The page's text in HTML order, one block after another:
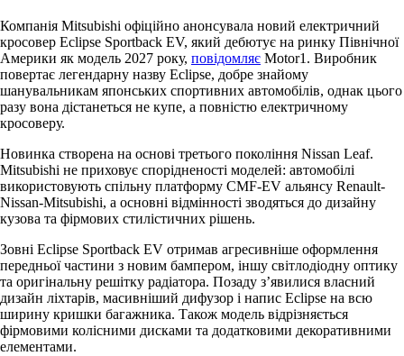
Компанія Mitsubishi офіційно анонсувала новий електричний
кросовер Eclipse Sportback EV, який дебютує на ринку Північної
Америки як модель 2027 року, повідомляє Motor1. Виробник
повертає легендарну назву Eclipse, добре знайому
шанувальникам японських спортивних автомобілів, однак цього
разу вона дістанеться не купе, а повністю електричному
кросоверу.
Новинка створена на основі третього покоління Nissan Leaf.
Mitsubishi не приховує спорідненості моделей: автомобілі
використовують спільну платформу CMF-EV альянсу Renault-
Nissan-Mitsubishi, а основні відмінності зводяться до дизайну
кузова та фірмових стилістичних рішень.
Зовні Eclipse Sportback EV отримав агресивніше оформлення
передньої частини з новим бампером, іншу світлодіодну оптику
та оригінальну решітку радіатора. Позаду з’явилися власний
дизайн ліхтарів, масивніший дифузор і напис Eclipse на всю
ширину кришки багажника. Також модель відрізняється
фірмовими колісними дисками та додатковими декоративними
елементами.